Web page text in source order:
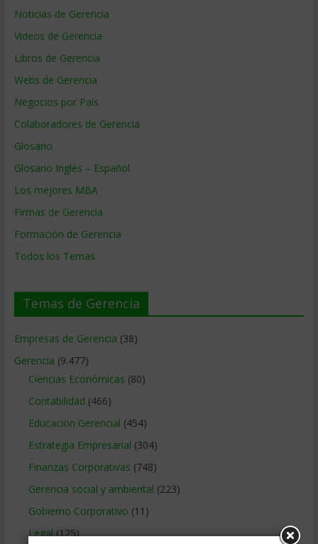
Noticias de Gerencia
Videos de Gerencia
Libros de Gerencia
Webs de Gerencia
Negocios por País
Colaboradores de Gerencia
Glosario
Glosario Inglés – Español
Los mejores MBA
Firmas de Gerencia
Formación de Gerencia
Todos los Temas
Temas de Gerencia
Empresas de Gerencia (38)
Gerencia (9.477)
Ciencias Económicas (80)
Contabilidad (466)
Educacion Gerencial (454)
Estrategia Empresarial (304)
Finanzas Corporativas (748)
Gerencia social y ambiental (223)
Gobierno Corporativo (11)
Legal(125)